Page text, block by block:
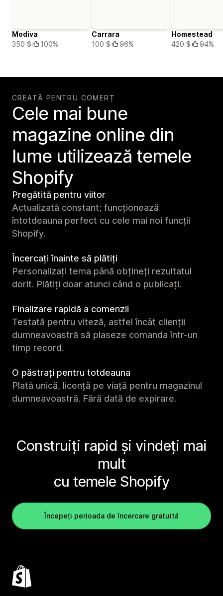
Modiva
350 $
100%
Carrara
100 $
96%
Homestead
420 $
94%
CREATĂ PENTRU COMERȚ
Cele mai bune
magazine online din
lume utilizează temele
Shopify
Pregătită pentru viitor
Actualizată constant; funcționează
întotdeauna perfect cu cele mai noi funcții
Shopify.
Încercați înainte să plătiți
Personalizați tema până obțineți rezultatul
dorit. Plătiți doar atunci când o publicați.
Finalizare rapidă a comenzii
Testată pentru viteză, astfel încât clienții
dumneavoastră să plaseze comanda într-un
timp record.
O păstrați pentru totdeauna
Plată unică, licență pe viață pentru magazinul
dumneavoastră. Fără dată de expirare.
Construiți rapid și vindeți mai
mult
cu temele Shopify
Începeți perioada de încercare gratuită